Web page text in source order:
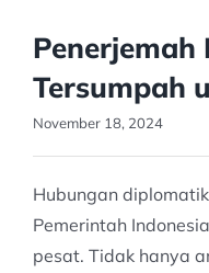
Penerjemah
Tersumpah
November 18, 2024
Hubungan
Pemerintah
pesat. Tidak hanya